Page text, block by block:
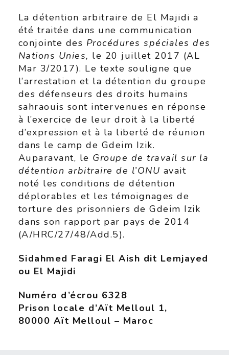
La détention arbitraire de El Majidi a
été traitée dans une communication
conjointe des Procédures spéciales des
Nations Unies, le 20 juillet 2017 (AL
Mar 3/2017). Le texte souligne que
l’arrestation et la détention du groupe
des défenseurs des droits humains
sahraouis sont intervenues en réponse
à l’exercice de leur droit à la liberté
d’expression et à la liberté de réunion
dans le camp de Gdeim Izik.
Auparavant, le Groupe de travail sur la
détention arbitraire de l’ONU avait
noté les conditions de détention
déplorables et les témoignages de
torture des prisonniers de Gdeim Izik
dans son rapport par pays de 2014
(A/HRC/27/48/Add.5).
Sidahmed Faragi El Aish dit Lemjayed
ou El Majidi
Numéro d’écrou 6328
Prison locale d’Aït Melloul 1,
80000 Aït Melloul – Maroc